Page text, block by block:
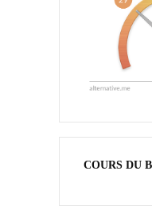
COURS DU